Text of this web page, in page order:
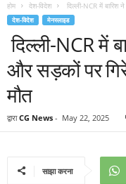
होम देश-विदेश दिल्ली-NCR में बारिश
देश-विदेश मेनस्लाइड
दिल्ली-NCR में
और सड़कों पर
मौत
द्वारा CG News - May 22, 2025
साझा करना